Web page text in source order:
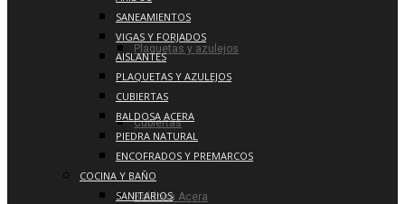
Plaquetas y azulejos
Cubiertas
Baldosa Acera
SANEAMIENTOS
VIGAS Y FORJADOS
AISLANTES
PLAQUETAS Y AZULEJOS
CUBIERTAS
BALDOSA ACERA
PIEDRA NATURAL
ENCOFRADOS Y PREMARCOS
COCINA Y BAÑO
SANITARIOS